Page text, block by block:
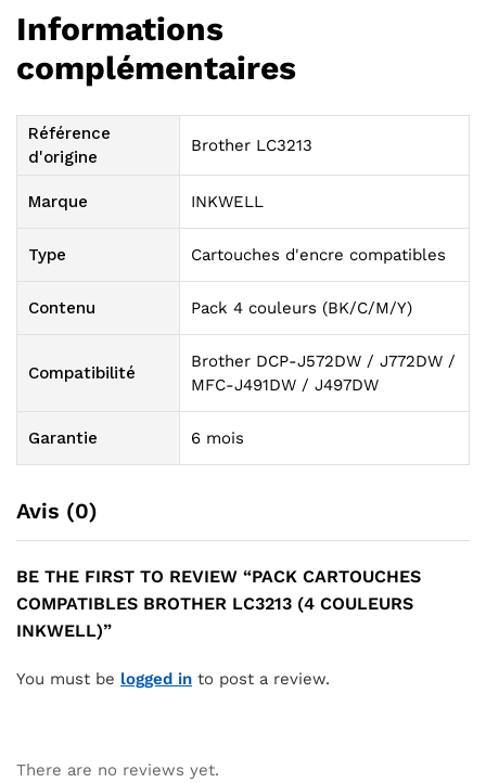
Informations
complémentaires
Référence
d'origine
Brother LC3213
Marque INKWELL
Type Cartouches d'encre compatibles
Contenu Pack 4 couleurs (BK/C/M/Y)
Compatibilité
Brother DCP-J572DW / J772DW /
MFC-J491DW / J497DW
Garantie 6 mois
Avis (0)
BE THE FIRST TO REVIEW “PACK CARTOUCHES
COMPATIBLES BROTHER LC3213 (4 COULEURS
INKWELL)”
You must be logged in to post a review.
There are no reviews yet.